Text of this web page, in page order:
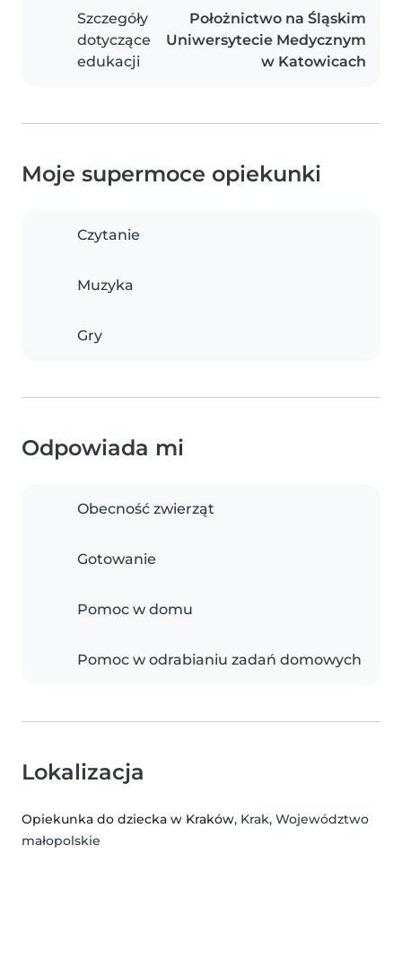
Szczegóły
dotyczące
edukacji
Położnictwo na Śląskim
Uniwersytecie Medycznym
w Katowicach
Moje supermoce opiekunki
Czytanie
Muzyka
Gry
Odpowiada mi
Obecność zwierząt
Gotowanie
Pomoc w domu
Pomoc w odrabianiu zadań domowych
Lokalizacja
Opiekunka do dziecka w Kraków, Krak, Województwo
małopolskie